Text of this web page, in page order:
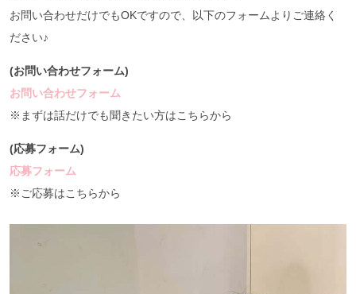
お問い合わせだけでもOKですので、以下のフォームよりご連絡く
ださい♪
(お問い合わせフォーム)
お問い合わせフォーム
※まずは話だけでも聞きたい方はこちらから
(応募フォーム)
応募フォーム
※ご応募はこちらから